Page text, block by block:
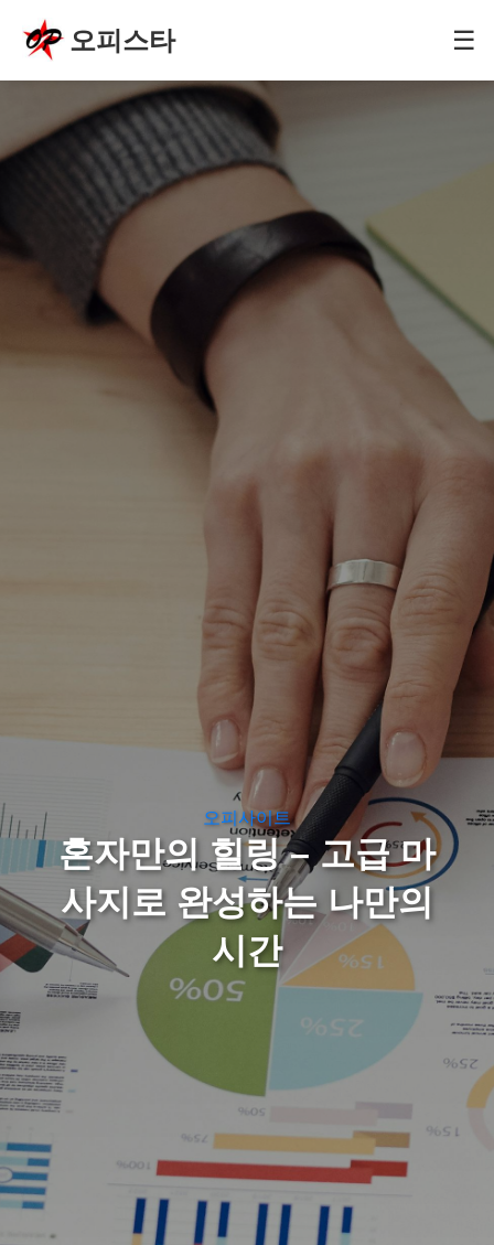
오피스타 ☰
오피사이트
혼자만의 힐링 – 고급 마
사지로 완성하는 나만의
시간